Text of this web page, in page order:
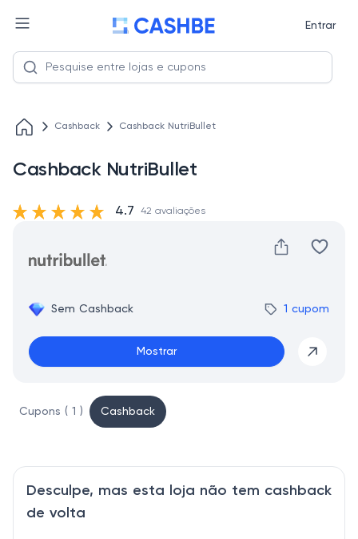
Entrar
Cashback Cashback NutriBullet
Cashback NutriBullet
Sem Cashback 1 cupom
Mostrar
4.7 42 avaliações
Cupons ( 1 ) Cashback
Desculpe, mas esta loja não tem cashback
de volta